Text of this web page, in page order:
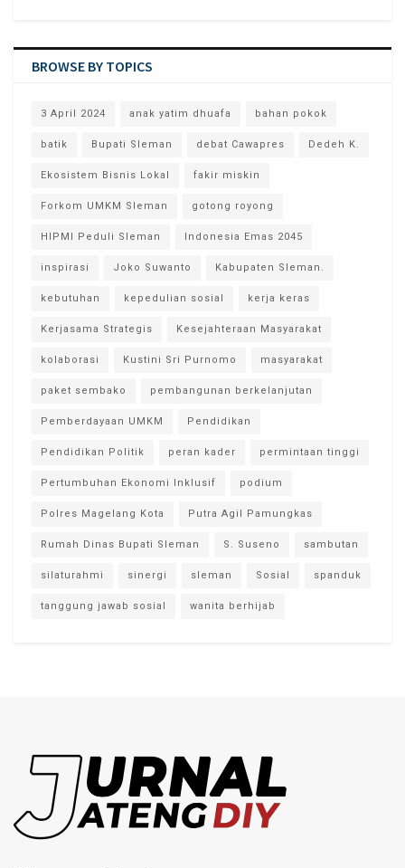
BROWSE BY TOPICS
3 April 2024 anak yatim dhuafa bahan pokok
batik Bupati Sleman debat Cawapres Dedeh K.
Ekosistem Bisnis Lokal fakir miskin
Forkom UMKM Sleman gotong royong
HIPMI Peduli Sleman Indonesia Emas 2045
inspirasi Joko Suwanto Kabupaten Sleman.
kebutuhan kepedulian sosial kerja keras
Kerjasama Strategis Kesejahteraan Masyarakat
kolaborasi Kustini Sri Purnomo masyarakat
paket sembako pembangunan berkelanjutan
Pemberdayaan UMKM Pendidikan
Pendidikan Politik peran kader permintaan tinggi
Pertumbuhan Ekonomi Inklusif podium
Polres Magelang Kota Putra Agil Pamungkas
Rumah Dinas Bupati Sleman S. Suseno sambutan
silaturahmi sinergi sleman Sosial spanduk
tanggung jawab sosial wanita berhijab